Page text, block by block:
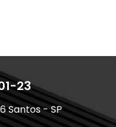
23
Santos - SP